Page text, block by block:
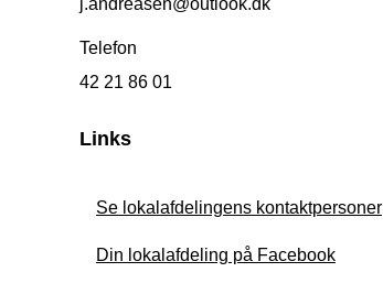
j.andreasen@outlook.dk
Telefon
42 21 86 01
Links
Se lokalafdelingens kontaktpersoner
Din lokalafdeling på Facebook